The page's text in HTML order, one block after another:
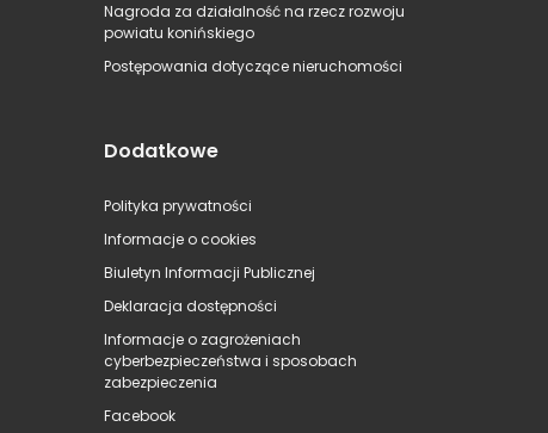
Nagroda za działalność na rzecz rozwoju
powiatu konińskiego
Postępowania dotyczące nieruchomości
Dodatkowe
Polityka prywatności
Informacje o cookies
Biuletyn Informacji Publicznej
Deklaracja dostępności
Informacje o zagrożeniach
cyberbezpieczeństwa i sposobach
zabezpieczenia
Facebook